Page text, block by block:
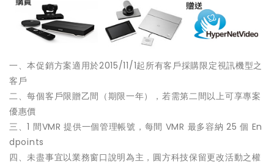
一、本促銷方案適用於2015/11/1起所有客戶採購限定視訊機型之
客戶
二、每個客戶限贈乙間（期限一年），若需第二間以上可享專案
優惠價
三、1 間VMR 提供一個管理帳號，每間 VMR 最多容納 25 個 En
dpoints
四、未盡事宜以業務窗口說明為主，圓方科技保留更改活動之權